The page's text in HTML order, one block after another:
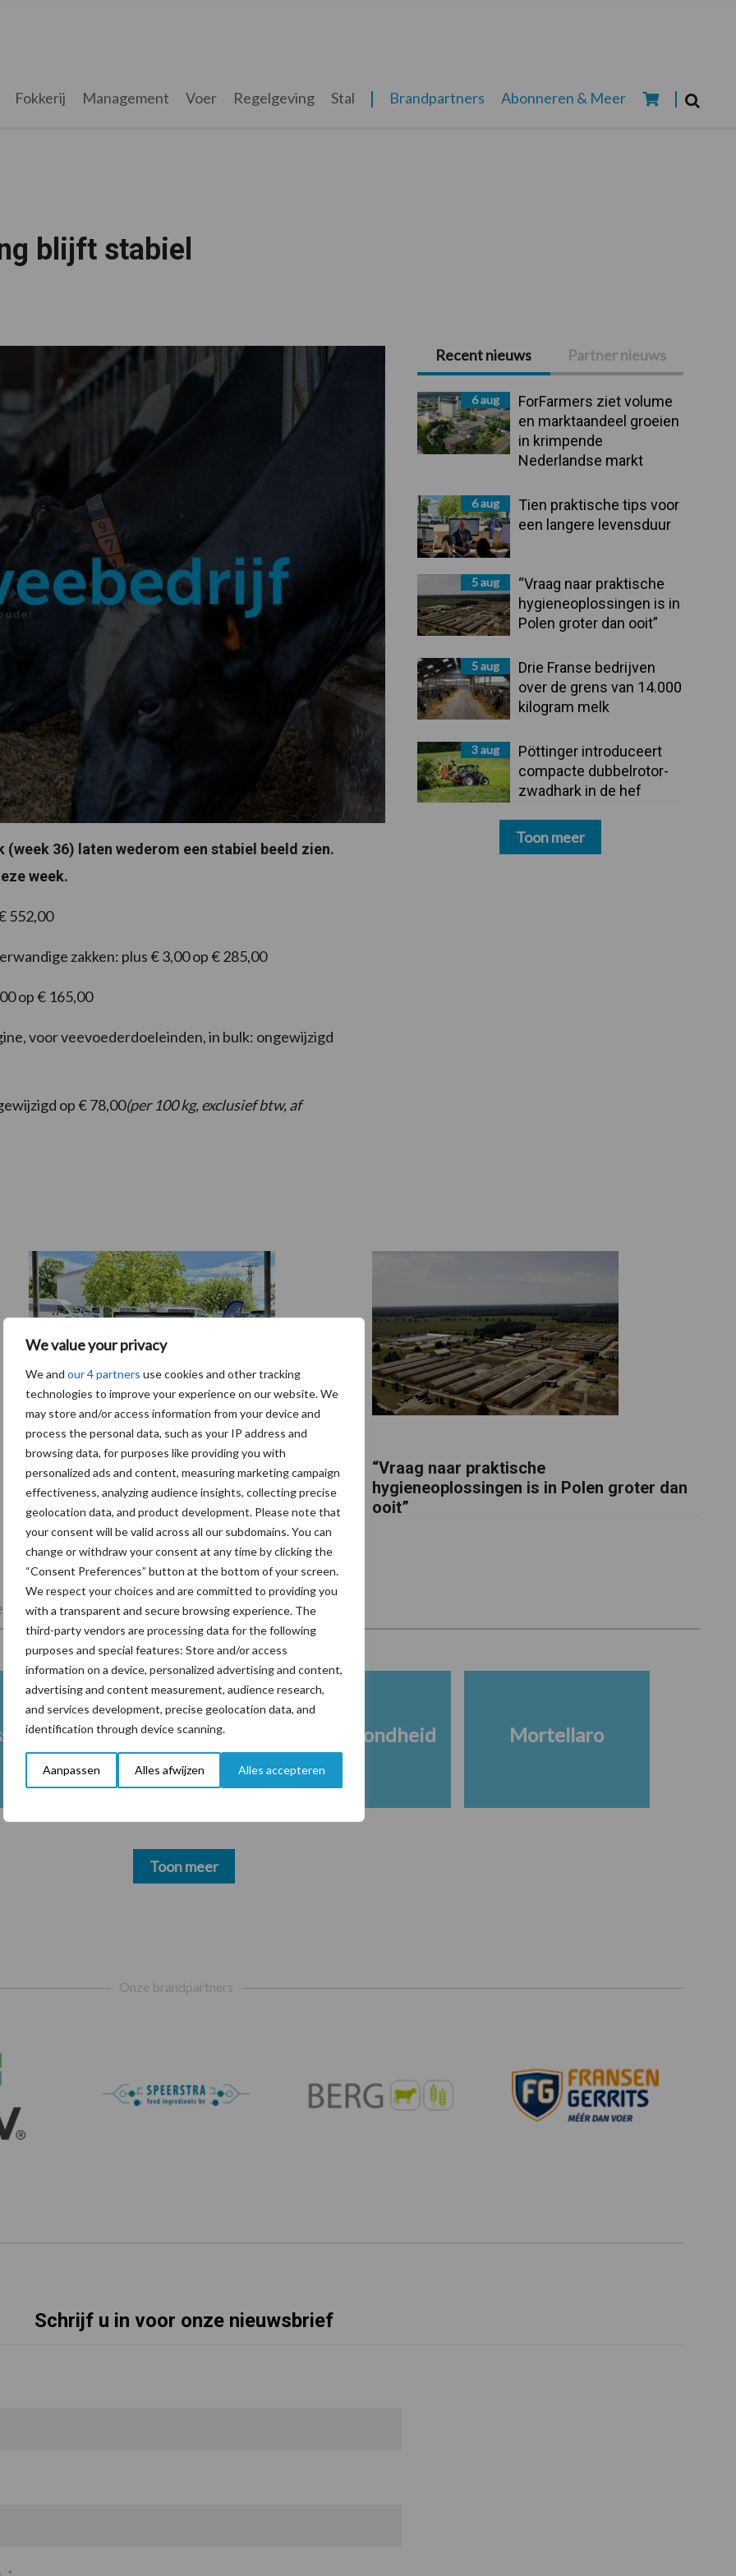
We value your privacy
We and our 4 partners use cookies and other tracking
technologies to improve your experience on our website. We
may store and/or access information from your device and
process the personal data, such as your IP address and
browsing data, for purposes like providing you with
personalized ads and content, measuring marketing campaign
effectiveness, analyzing audience insights, collecting precise
geolocation data, and product development. Please note that
your consent will be valid across all our subdomains. You can
change or withdraw your consent at any time by clicking the
“Consent Preferences” button at the bottom of your screen.
We respect your choices and are committed to providing you
with a transparent and secure browsing experience. The
third-party vendors are processing data for the following
purposes and special features: Store and/or access
information on a device, personalized advertising and content,
advertising and content measurement, audience research,
and services development, precise geolocation data, and
identification through device scanning.
Aanpassen Alles afwijzen Alles accepteren
Fokkerij Management Voer Regelgeving Stal Brandpartners Abonneren & Meer
blijft stabiel
36) laten wederom een stabiel beeld zien.
week.
552,00
zakken: plus € 3,00 op € 285,00
op € 165,00
voor veevoederdoeleinden, in bulk: ongewijzigd
op € 78,00(per 100 kg, exclusief btw, af
Primaire
Sidebar
Recent nieuws Partner nieuws
6 aug
ForFarmers ziet volume
en marktaandeel groeien
in krimpende
Nederlandse markt
6 aug
Tien praktische tips voor
een langere levensduur
5 aug
“Vraag naar praktische
hygieneoplossingen is in
Polen groter dan ooit”
5 aug
Drie Franse bedrijven
over de grens van 14.000
kilogram melk
3 aug
Pöttinger introduceert
compacte dubbelrotor-
zwadhark in de hef
Toon meer
Tien praktische tips voor een langere
levensduur
“Vraag naar praktische
hygieneoplossingen is in Polen groter dan
ooit”
Veevoer Wet en regelgeving
Ketose Klauwgezondheid Mortellaro
Toon meer
Onze brandpartners
Schrijf u in voor onze nieuwsbrief